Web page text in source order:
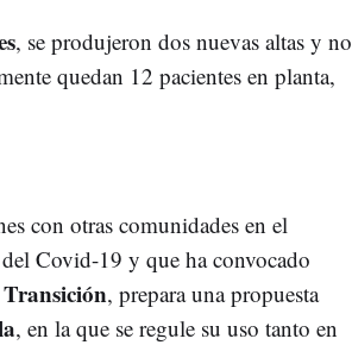
, se produjeron dos nuevas altas y no
quedan 12 pacientes en planta,
con otras comunidades en el
Covid-19 y que ha convocado
, prepara una propuesta
, en la que se regule su uso tanto en